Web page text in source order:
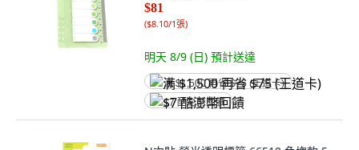
$81
($8.10/1張)
明天 8/9 (日) 預計送達
满 $1,500 再省 $75 (王道卡)
$7 酷澎幣回饋